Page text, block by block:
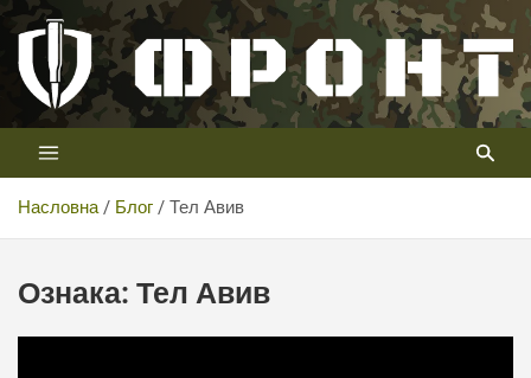
Скип
цонтент
Телевизија ФРОНТ
Први војни канал у Србији
Насловна Блог Тел Авив
Ознака: Тел Авив